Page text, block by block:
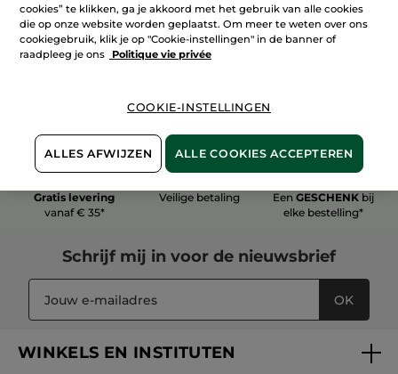
Meer zien
Gratis levering
vanaf € 35*
Veilige betaling EenGESCHENK bij
elke bestelling*
Schrijf mij in voor de nieuwsbrief
OK
WINKELS EN INSTITUTEN
cookies” te klikken, ga je akkoord met het gebruik van alle cookies
die op onze website worden geplaatst. Om meer te weten over ons
cookiegebruik, klik je op "Cookie-instellingen" in de banner of
raadpleeg je ons
Politique vie privée
COOKIE-INSTELLINGEN
ALLES AFWIJZEN ALLE COOKIES ACCEPTEREN